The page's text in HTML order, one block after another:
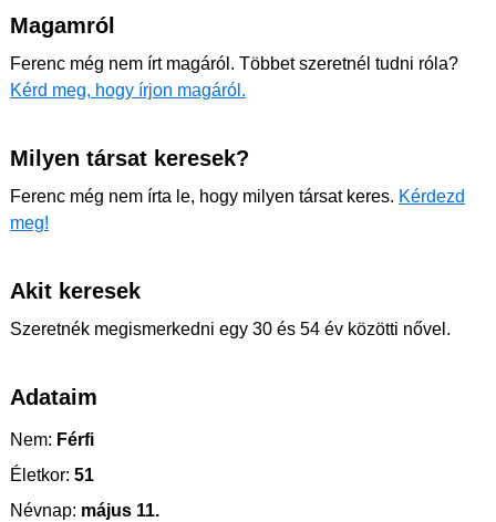
Magamról
Ferenc még nem írt magáról. Többet szeretnél tudni róla?
Kérd meg, hogy írjon magáról.
Milyen társat keresek?
Ferenc még nem írta le, hogy milyen társat keres. Kérdezd
meg!
Akit keresek
Szeretnék megismerkedni egy 30 és 54 év közötti nővel.
Adataim
Nem: Férfi
Életkor: 51
Névnap: május 11.